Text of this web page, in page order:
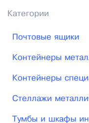
Категории
Почтовые ящики
Контейнеры
Контейнеры
Стеллажи
Тумбы и шкафы